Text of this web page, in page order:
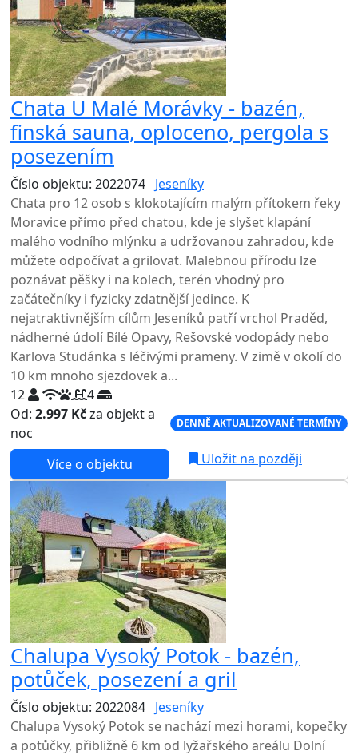
Chata U Malé Morávky - bazén,
finská sauna, oploceno, pergola s
posezením
Číslo objektu: 2022074 Jeseníky
Chata pro 12 osob s klokotajícím malým přítokem řeky
Moravice přímo před chatou, kde je slyšet klapání
malého vodního mlýnku a udržovanou zahradou, kde
můžete odpočívat a grilovat. Malebnou přírodu lze
poznávat pěšky i na kolech, terén vhodný pro
začátečníky i fyzicky zdatnější jedince. K
nejatraktivnějším cílům Jeseníků patří vrchol Praděd,
nádherné údolí Bílé Opavy, Rešovské vodopády nebo
Karlova Studánka s léčivými prameny. V zimě v okolí do
10 km mnoho sjezdovek a...
12
4
Od: 2.997 Kčza objekt a
noc
DENNĚ AKTUALIZOVANÉ TERMÍNY
Více o objektu
Uložit na později
Chalupa Vysoký Potok - bazén,
potůček, posezení a gril
Číslo objektu: 2022084 Jeseníky
Chalupa Vysoký Potok se nachází mezi horami, kopečky
a potůčky, přibližně 6 km od lyžařského areálu Dolní